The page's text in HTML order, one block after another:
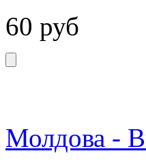
60 руб
Молдова -